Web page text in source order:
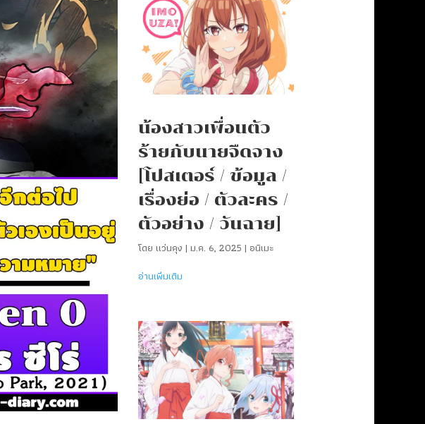
น้องสาวเพื่อนตัว
ร้ายกับนายจืดจาง
[โปสเตอร์ / ข้อมูล /
เรื่องย่อ / ตัวละคร /
ตัวอย่าง / วันฉาย]
โดย แว่นคุง | ม.ค. 6, 2025 | อนิเมะ
อ่านเพิ่มเติม